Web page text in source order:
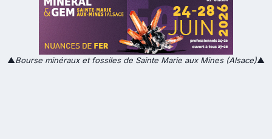
▲Bourse minéraux et fossiles de Sainte Marie aux Mines (Alsace)▲